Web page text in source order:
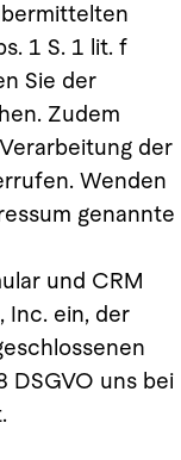
1 S. 1 lit. f
Sie der
Zudem
der
Wenden
genannte
und CRM
Inc. ein, der
DSGVO uns bei